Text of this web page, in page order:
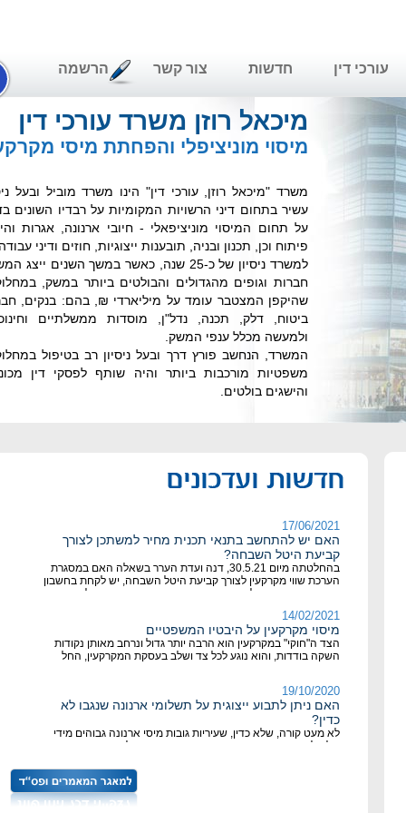
דין חדשות צור קשר הרשמה
מיכאל רוזן משרד עורכי דין
מיסוי מוניציפלי והפחתת מיסי מקרקעין
משרד "מיכאל רוזן, עורכי דין" הינו משרד מוביל ובעל ניסיון
עשיר בתחום דיני הרשויות המקומיות על רבדיו השונים בדגש
על תחום המיסוי מוניציפאלי - חיובי ארנונה, אגרות והיטלי
פיתוח וכן,תכנון ובניה, תובענות ייצוגיות, חוזים ודיני עבודה.
למשרד ניסיון של כ-25 שנה, כאשר במשך השנים ייצג המשרד
חברות וגופים מהגדולים והבולטים ביותר במשק, במחלוקות
שהיקפן המצטבר עומד על מיליארדי ₪, בהם: בנקים, חברות
ביטוח, דלק, תכנה, נדל"ן, מוסדות ממשלתיים וחינוכיים
ולמעשה מכלל ענפי המשק.
המשרד, הנחשב פורץ דרך ובעל ניסיון רב בטיפול במחלוקות
משפטיות מורכבות ביותר והיה שותף לפסקי דין מכוננים
והישגים בולטים.
29/09/2021
לפני שאתם מוכרים את הדירה: איך תגלו אם עליכם
לשלם היטל השבחה?
היטל השבחה הוא תשלום חובה שמטילות הוועדות המקומיות
לתכנון ובנייה, ומטרתו שיתוף הציבור בחלק מההשבחה של נכסי
מקרקעין כתוצאה מאישור תוכנית, מתן הקלה או התרת שימוש חורג
17/08/2021
רשויות לזמן גם את מי שאינם בעלי זכויות במקרקעין להגיש
האם יש להתחשב בתנאי תכנית מחיר למשתכן לצורך
קביעת היטל השבחה?
בהחלטתה מיום 30.5.21, דנה ועדת הערר בשאלה האם במסגרת
הערכת שווי מקרקעין לצורך קביעת היטל השבחה, יש לקחת בחשבון
את התנאים והמגבלות אשר קבועים במכרזי תכנית מחיר למשתכן,
חפשי" אשר קבוע בסעיף 7(4) שבתוס
מיסוי מקרקעין על היבטיו המשפטיים
הצד ה"חוקי" במקרקעין הוא הרבה יותר גדול ונרחב מאותן נקודות
השקה בודדות, והוא נוגע לכל צד ושלב בעסקת המקרקעין, החל
בבירורים המקדימים
האם ניתן לתבוע ייצוגית על תשלומי ארנונה שנגבו לא
כדין?
לא מעט קורה, שלא כדין, שעיריות גובות מיסי ארנונה גבוהים מידי
שלא לצורך ויתכן שהפחתת מיסי ארנונה עשויה לעשות צדק. האם
העירייה הצמידה את תעריפי הארנונה רק כשהמדד עלה
תביעה יצוגית של משרדנו לפיה לא הצמידה עיריית פתח תקווה את